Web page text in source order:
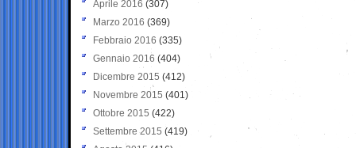
Aprile 2016 (307)
Marzo 2016 (369)
Febbraio 2016 (335)
Gennaio 2016 (404)
Dicembre 2015 (412)
Novembre 2015 (401)
Ottobre 2015 (422)
Settembre 2015 (419)